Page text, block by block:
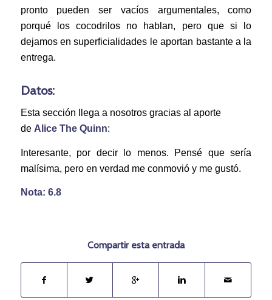
pronto pueden ser vacíos argumentales, como
porqué los cocodrilos no hablan, pero que si lo
dejamos en superficialidades le aportan bastante a la
entrega.
Datos:
Esta sección llega a nosotros gracias al aporte
de Alice The Quinn:
Interesante, por decir lo menos. Pensé que sería
malísima, pero en verdad me conmovió y me gustó.
Nota: 6.8
Compartir esta entrada